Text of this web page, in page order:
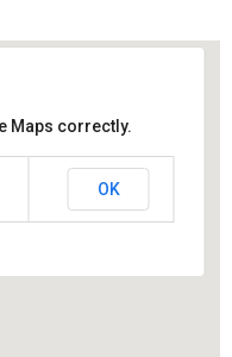
Maps correctly.
OK